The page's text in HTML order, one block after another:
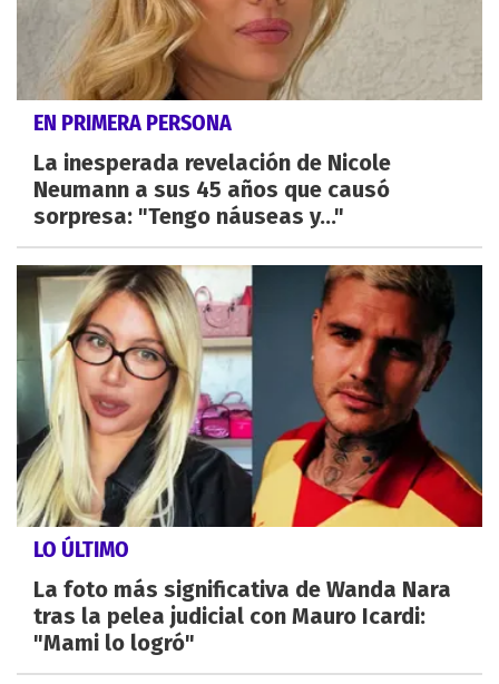
EN PRIMERA PERSONA
La inesperada revelación de Nicole
Neumann a sus 45 años que causó
sorpresa: "Tengo náuseas y..."
LO ÚLTIMO
La foto más significativa de Wanda Nara
tras la pelea judicial con Mauro Icardi:
"Mami lo logró"